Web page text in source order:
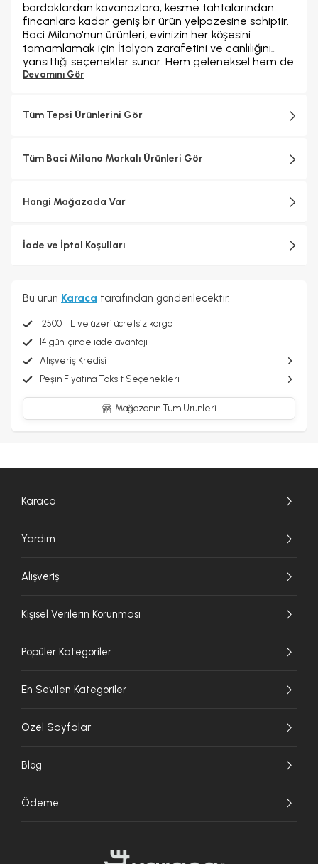
bardaklardan kavanozlara, kesme tahtalarından
fincanlara kadar geniş bir ürün yelpazesine sahiptir.
Baci Milano'nun ürünleri, evinizin her köşesini
tamamlamak için İtalyan zarafetini ve canlılığını
yansıttığı seçenekler sunar. Hem geleneksel hem de
çağdaş tasarımın en iyi yönlerini bir araya getirerek,
Devamını Gör
Tüm Tepsi Ürünlerini Gör
Tüm Baci Milano Markalı Ürünleri Gör
Hangi Mağazada Var
İade ve İptal Koşulları
Bu ürün Karaca tarafından gönderilecektir.
2500 TL ve üzeri ücretsiz kargo
14 gün içinde iade avantajı
Alışveriş Kredisi
Peşin Fiyatına Taksit Seçenekleri
Mağazanın Tüm Ürünleri
Karaca
Yardım
Alışveriş
Kişisel Verilerin Korunması
Popüler Kategoriler
En Sevilen Kategoriler
Özel Sayfalar
Blog
Ödeme